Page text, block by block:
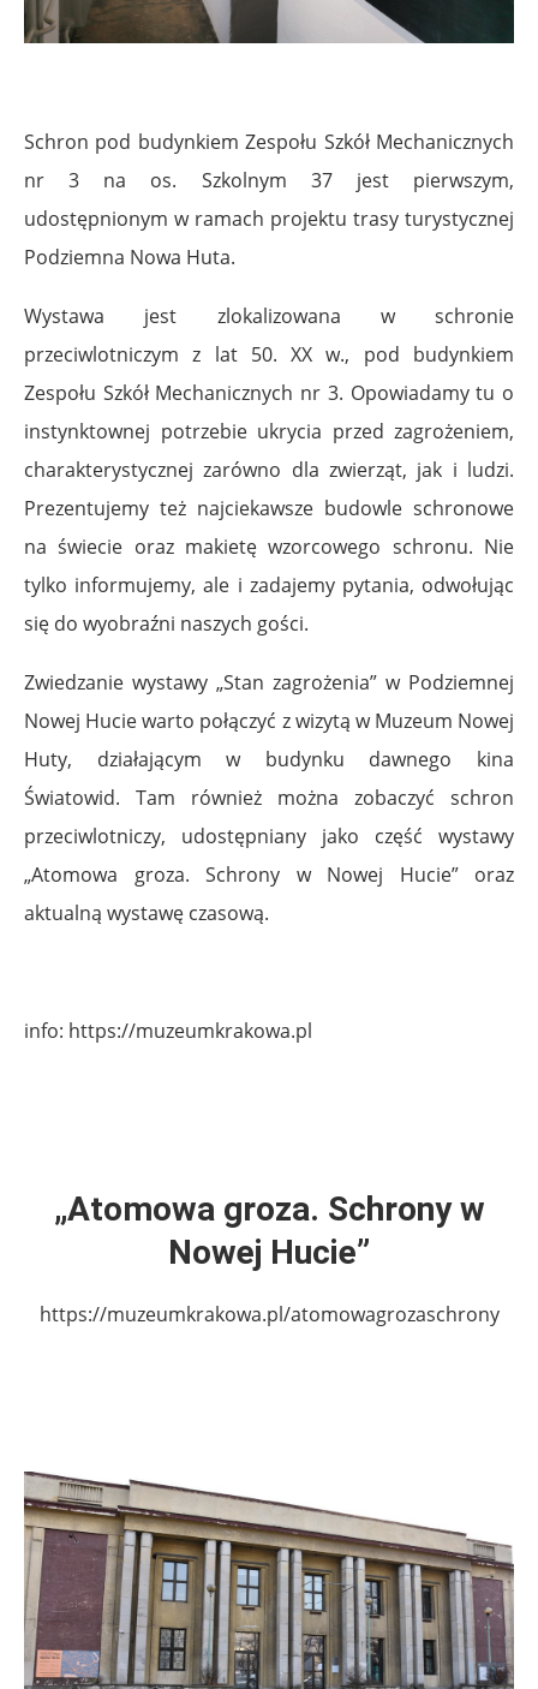
Schron pod budynkiem Zespołu Szkół Mechanicznych
nr 3 na os. Szkolnym 37 jest pierwszym,
udostępnionym w ramach projektu trasy turystycznej
Podziemna Nowa Huta.
Wystawa jest zlokalizowana w schronie
przeciwlotniczym z lat 50. XX w., pod budynkiem
Zespołu Szkół Mechanicznych nr 3. Opowiadamy tu o
instynktownej potrzebie ukrycia przed zagrożeniem,
charakterystycznej zarówno dla zwierząt, jak i ludzi.
Prezentujemy też najciekawsze budowle schronowe
na świecie oraz makietę wzorcowego schronu. Nie
tylko informujemy, ale i zadajemy pytania, odwołując
się do wyobraźni naszych gości.
Zwiedzanie wystawy „Stan zagrożenia” w Podziemnej
Nowej Hucie warto połączyć z wizytą w Muzeum Nowej
Huty, działającym w budynku dawnego kina
Światowid. Tam również można zobaczyć schron
przeciwlotniczy, udostępniany jako część wystawy
„Atomowa groza. Schrony w Nowej Hucie” oraz
aktualną wystawę czasową.
info: https://muzeumkrakowa.pl
„Atomowa groza. Schrony w
Nowej Hucie”
https://muzeumkrakowa.pl/atomowagrozaschrony